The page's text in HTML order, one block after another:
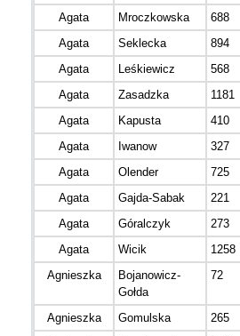
Agata
Mroczkowska 688
Agata
Seklecka 894
Agata
Leśkiewicz 568
Agata
Zasadzka 1181
Agata
Kapusta 410
Agata
Iwanow 327
Agata
Olender 725
Agata
Gajda-Sabak 221
Agata
Góralczyk 273
Agata
Wicik 1258
Agnieszka
Bojanowicz-
Gołda
72
Agnieszka Gomulska 265